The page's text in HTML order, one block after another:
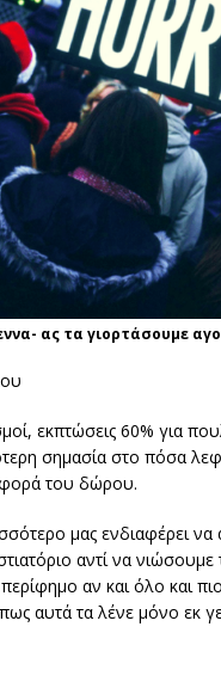
ας τα γιορτάσουμε
εκπτώσεις 60% για
σημασία στο πόσα
του δώρου.
μας ενδιαφέρει
αντί να
αν και όλο και
αυτά τα λένε μόνο εκ